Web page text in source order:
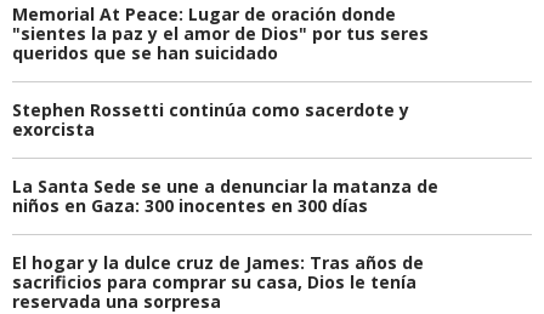
Memorial At Peace: Lugar de oración donde
"sientes la paz y el amor de Dios" por tus seres
queridos que se han suicidado
Stephen Rossetti continúa como sacerdote y
exorcista
La Santa Sede se une a denunciar la matanza de
niños en Gaza: 300 inocentes en 300 días
El hogar y la dulce cruz de James: Tras años de
sacrificios para comprar su casa, Dios le tenía
reservada una sorpresa